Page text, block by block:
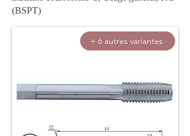
(BSPT)
+ 6 autres variantes